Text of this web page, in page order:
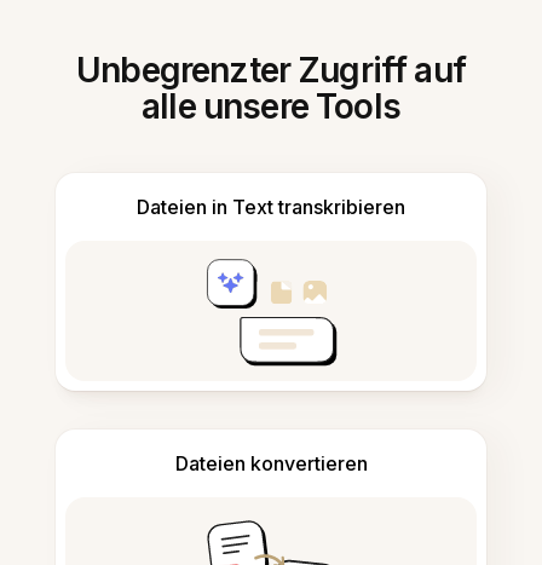
Unbegrenzter Zugriff auf
alle unsere Tools
Dateien in Text transkribieren
Dateien konvertieren